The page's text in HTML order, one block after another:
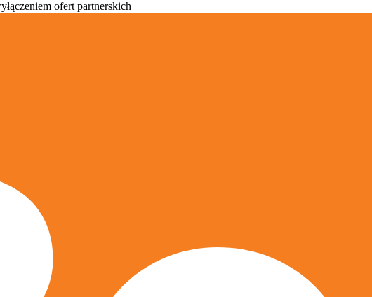
ofert partnerskich